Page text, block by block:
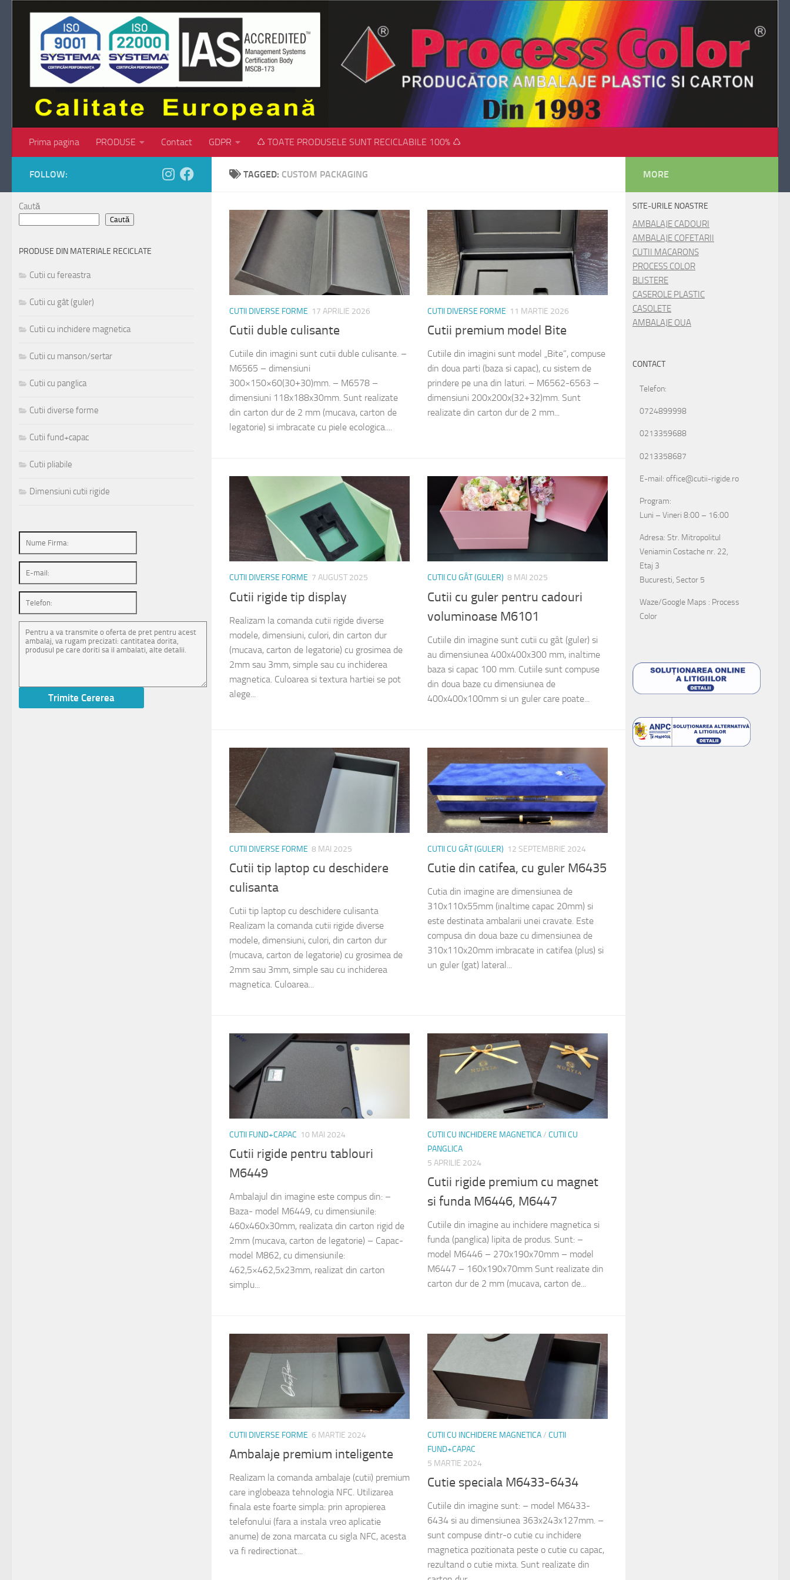
Skip to content
Prima pagina PRODUSE Contact GDPR ♺ TOATE PRODUSELE SUNT RECICLABILE 100% ♺
TAGGED: CUSTOM PACKAGING
CUTII DIVERSE FORME 17 APRILIE 2026
Cutii duble culisante
Cutiile din imagini sunt cutii duble culisante. –
M6565 – dimensiuni
300×150×60(30+30)mm. – M6578 –
dimensiuni 118x188x30mm. Sunt realizate
din carton dur de 2 mm (mucava, carton de
legatorie) si imbracate cu piele ecologica....
CUTII DIVERSE FORME 11 MARTIE 2026
Cutii premium model Bite
Cutiile din imagini sunt model „Bite”, compuse
din doua parti (baza si capac), cu sistem de
prindere pe una din laturi. – M6562-6563 –
dimensiuni 200x200x(32+32)mm. Sunt
realizate din carton dur de 2 mm...
CUTII DIVERSE FORME 7 AUGUST 2025
Cutii rigide tip display
Realizam la comanda cutii rigide diverse
modele, dimensiuni, culori, din carton dur
(mucava, carton de legatorie) cu grosimea de
2mm sau 3mm, simple sau cu inchiderea
magnetica. Culoarea si textura hartiei se pot
alege...
CUTII CU GÂT (GULER) 8 MAI 2025
Cutii cu guler pentru cadouri
voluminoase M6101
Cutiile din imagine sunt cutii cu gât (guler) si
au dimensiunea 400x400x300 mm, inaltime
baza si capac 100 mm. Cutiile sunt compuse
din doua baze cu dimensiunea de
400x400x100mm si un guler care poate...
CUTII DIVERSE FORME 8 MAI 2025
Cutii tip laptop cu deschidere
culisanta
Cutii tip laptop cu deschidere culisanta
Realizam la comanda cutii rigide diverse
modele, dimensiuni, culori, din carton dur
(mucava, carton de legatorie) cu grosimea de
2mm sau 3mm, simple sau cu inchiderea
magnetica. Culoarea...
CUTII CU GÂT (GULER) 12 SEPTEMBRIE 2024
Cutie din catifea, cu guler M6435
Cutia din imagine are dimensiunea de
310x110x55mm (inaltime capac 20mm) si
este destinata ambalarii unei cravate. Este
compusa din doua baze cu dimensiunea de
310x110x20mm imbracate in catifea (plus) si
un guler (gat) lateral...
CUTII FUND+CAPAC 10 MAI 2024
Cutii rigide pentru tablouri
M6449
Ambalajul din imagine este compus din: –
Baza- model M6449, cu dimensiunile:
460x460x30mm, realizata din carton rigid de
2mm (mucava, carton de legatorie) – Capac-
model M862, cu dimensiunile:
462,5×462,5x23mm, realizat din carton
simplu...
CUTII CU INCHIDERE MAGNETICA/ CUTII CU
PANGLICA
5 APRILIE 2024
Cutii rigide premium cu magnet
si funda M6446, M6447
Cutiile din imagine au inchidere magnetica si
funda (panglica) lipita de produs. Sunt: –
model M6446 – 270x190x70mm – model
M6447 – 160x190x70mm Sunt realizate din
carton dur de 2 mm (mucava, carton de...
CUTII DIVERSE FORME 6 MARTIE 2024
Ambalaje premium inteligente
Realizam la comanda ambalaje (cutii) premium
care inglobeaza tehnologia NFC. Utilizarea
finala este foarte simpla: prin apropierea
telefonului (fara a instala vreo aplicatie
anume) de zona marcata cu sigla NFC, acesta
va fi redirectionat...
CUTII CU INCHIDERE MAGNETICA/ CUTII
FUND+CAPAC
5 MARTIE 2024
Cutie speciala M6433-6434
Cutiile din imagine sunt: – model M6433-
6434 si au dimensiunea 363x243x127mm. –
sunt compuse dintr-o cutie cu inchidere
magnetica pozitionata peste o cutie cu capac,
rezultand o cutie mixta. Sunt realizate din
FOLLOW:
Caută
Caută
PRODUSE DIN MATERIALE RECICLATE
Cutii cu fereastra
Cutii cu gât (guler)
Cutii cu inchidere magnetica
Cutii cu manson/sertar
Cutii cu panglica
Cutii diverse forme
Cutii fund+capac
Cutii pliabile
Dimensiuni cutii rigide
MORE
SITE-URILE NOASTRE
AMBALAJE CADOURI
AMBALAJE COFETARII
CUTII MACARONS
PROCESS COLOR
BLISTERE
CASEROLE PLASTIC
CASOLETE
AMBALAJE OUA
CONTACT
Telefon:
0724899998
0213359688
0213358687
E-mail: office@cutii-rigide.ro
Program:
Luni – Vineri 8:00 – 16:00
Adresa: Str. Mitropolitul
Veniamin Costache nr. 22,
Etaj 3
Bucuresti, Sector 5
Waze/Google Maps : Process
Color